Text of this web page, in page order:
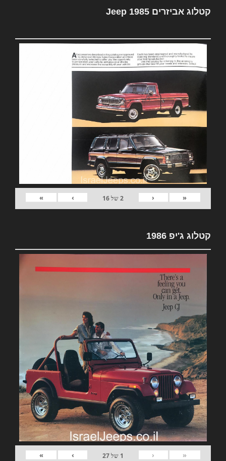
קטלוג אביזרים Jeep 1985
«
‹
2של16
›
»
קטלוג ג'יפ 1986
«
‹
1 של27
›
»